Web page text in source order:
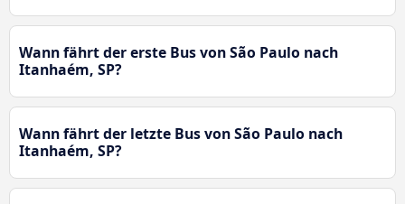
Wann fährt der erste Bus von São Paulo nach
Itanhaém, SP?
Wann fährt der letzte Bus von São Paulo nach
Itanhaém, SP?